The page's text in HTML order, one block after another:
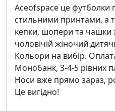
Aceofspace це футболки
стильними принтами, а
кепки, шопери та чашки
чоловічій жіночий
Кольори на вибір.
Монобанк, 3-4-5 рівних
Носи вже прямо зараз,
Це вигідно!